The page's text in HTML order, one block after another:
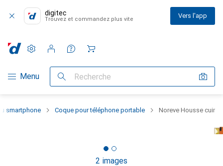
digitec
Trouvez et commandez plus vite Vers l'app
Navigation par catégorie
Menu Recherche
Paramètres
Compte client
Listes de comparaison
Listes d'envies
Panier
smartphone Coque pour téléphone portable Noreve Housse cuir
2 images